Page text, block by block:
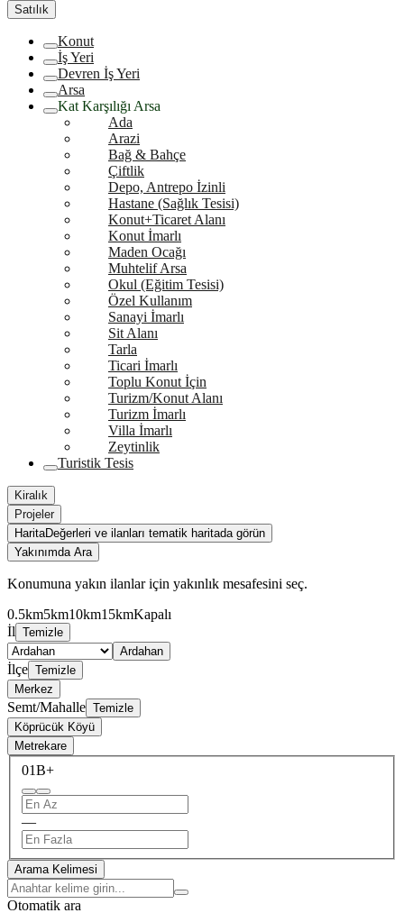
Satılık
Konut
İş Yeri
Devren İş Yeri
Arsa
Kat Karşılığı Arsa
Ada
Arazi
Bağ & Bahçe
Çiftlik
Depo, Antrepo İzinli
Hastane (Sağlık Tesisi)
Konut+Ticaret Alanı
Konut İmarlı
Maden Ocağı
Muhtelif Arsa
Okul (Eğitim Tesisi)
Özel Kullanım
Sanayi İmarlı
Sit Alanı
Tarla
Ticari İmarlı
Toplu Konut İçin
Turizm/Konut Alanı
Turizm İmarlı
Villa İmarlı
Zeytinlik
Turistik Tesis
Kiralık
Projeler
HaritaDeğerleri ve ilanları tematik haritada görün
Yakınımda Ara
Konumuna yakın ilanlar için yakınlık mesafesini seç.
0.5km5km10km15kmKapalı
İl Temizle
Ardahan
İlçe Temizle
Merkez
Semt/Mahalle Temizle
Köprücük Köyü
Metrekare
01B+
—
Arama Kelimesi
Otomatik ara